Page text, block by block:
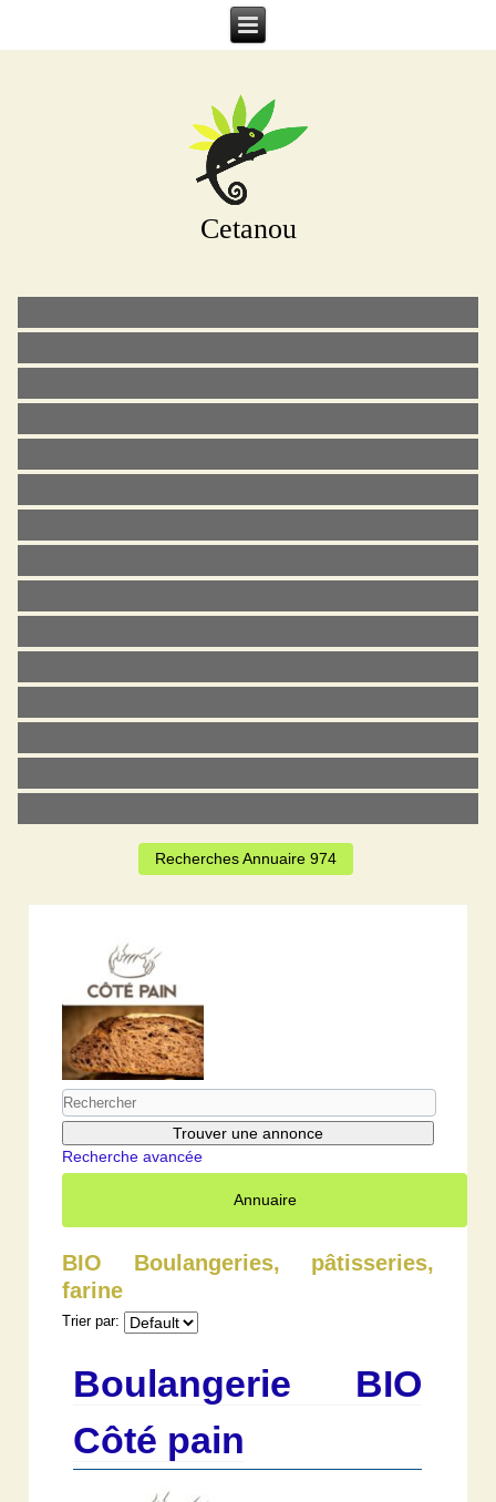
Cetanou
Recherches Annuaire 974
Recherche avancée
Annuaire
BIO Boulangeries, pâtisseries,
farine
Trier par:
Boulangerie BIO
Côté pain